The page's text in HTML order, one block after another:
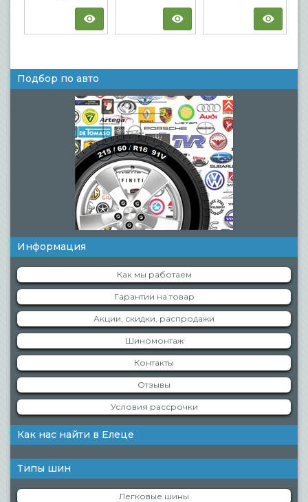
Подбор по авто
Информация
Как мы работаем
Гарантии на товар
Акции, скидки, распродажи
Шиномонтаж
Контакты
Отзывы
Условия рассрочки
Как нас найти в Елеце
Типы шин
Легковые шины